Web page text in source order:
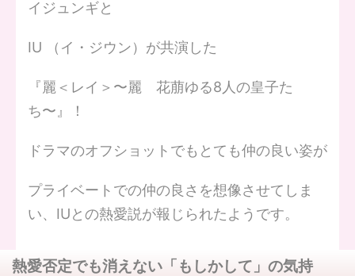
イジュンギと
IU （イ・ジウン）が共演した
『麗＜レイ＞〜麗 花萠ゆる8人の皇子た
ち〜』！
ドラマのオフショットでもとても仲の良い姿が
プライベートでの仲の良さを想像させてしま
い、IUとの熱愛説が報じられたようです。
熱愛否定でも消えない「もしかして」の気持